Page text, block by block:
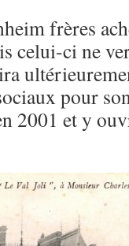
frères
celui-ci ne
pour
2001 et y